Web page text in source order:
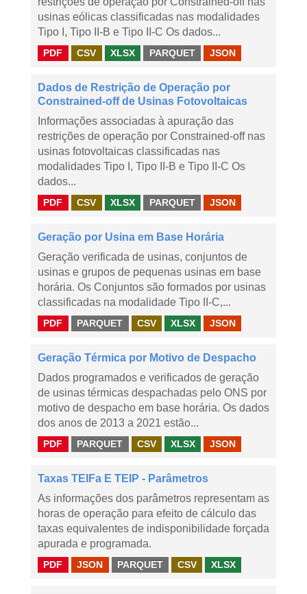
usinas eólicas classificadas nas modalidades
Tipo I, Tipo II-B e Tipo II-C Os dados...
PDF CSV XLSX PARQUET JSON
Dados de Restrição de Operação por
Constrained-off de Usinas Fotovoltaicas
Informações associadas à apuração das
restrições de operação por Constrained-off nas
usinas fotovoltaicas classificadas nas
modalidades Tipo I, Tipo II-B e Tipo II-C Os
dados...
PDF CSV XLSX PARQUET JSON
Geração por Usina em Base Horária
Geração verificada de usinas, conjuntos de
usinas e grupos de pequenas usinas em base
horária. Os Conjuntos são formados por usinas
classificadas na modalidade Tipo II-C,...
PDF PARQUET CSV XLSX JSON
Geração Térmica por Motivo de Despacho
Dados programados e verificados de geração
de usinas térmicas despachadas pelo ONS por
motivo de despacho em base horária. Os dados
dos anos de 2013 a 2021 estão...
PDF PARQUET CSV XLSX JSON
Taxas TEIFa E TEIP - Parâmetros
As informações dos parâmetros representam as
horas de operação para efeito de cálculo das
taxas equivalentes de indisponibilidade forçada
apurada e programada.
PDF JSON PARQUET CSV XLSX